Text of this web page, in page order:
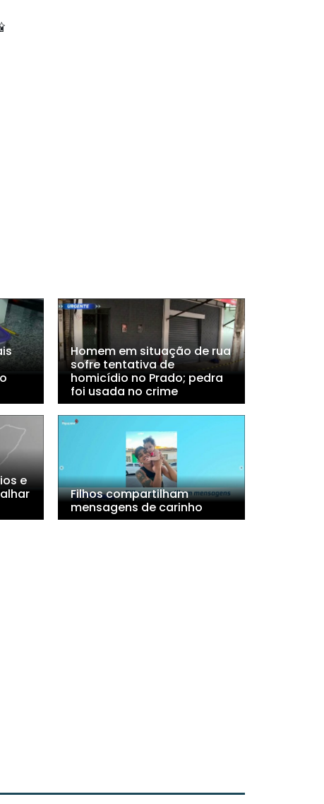
Homem em situação de rua
sofre tentativa de
homicídio no Prado; pedra
foi usada no crime
e
Filhos compartilham
mensagens de carinho